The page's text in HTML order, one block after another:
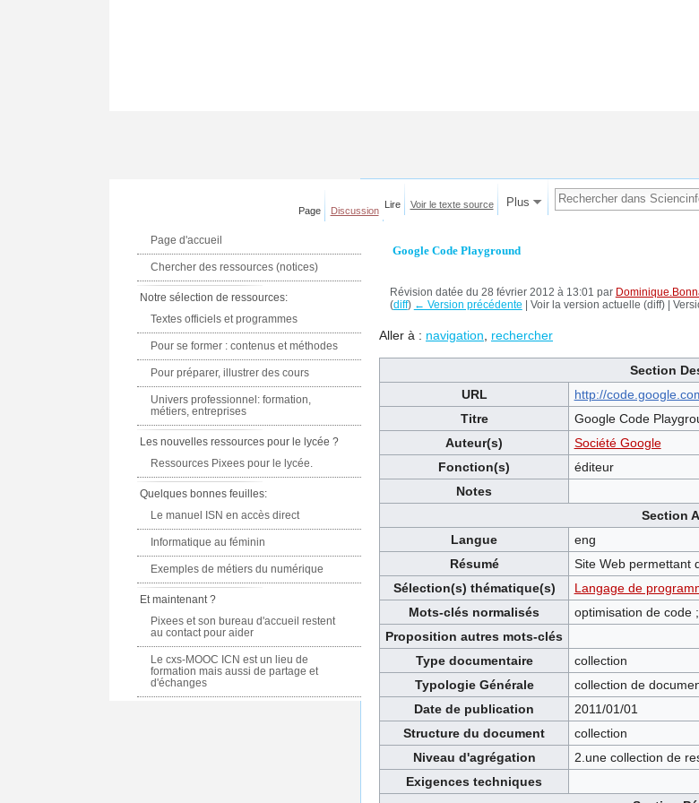
Google Code Playground
Révision datée du 28 février 2012 à 13:01 par
(diff) ← Version précédente | Voir la version actuelle (diff) |
Aller à : navigation, rechercher
Section
URL
http://
Titre
Google Code
Auteur(s)
Société Google
Fonction(s)
éditeur
Notes
Section
Langue
eng
Résumé
Site Web permettant
Sélection(s) thématique(s)
Langage de
Mots-clés normalisés
optimisation de code
Proposition autres mots-clés
Type documentaire
collection
Typologie Générale
collection de
Date de publication
2011/01/01
Structure du document
collection
Niveau d'agrégation
2.une collection de
Exigences techniques
Page Discussion
Lire Voir le texte source Plus
Page d'accueil
Chercher des ressources (notices)
Notre sélection de ressources:
Textes officiels et programmes
Pour se former : contenus et méthodes
Pour préparer, illustrer des cours
Univers professionnel: formation,
métiers, entreprises
Les nouvelles ressources pour le lycée ?
Ressources Pixees pour le lycée.
Quelques bonnes feuilles:
Le manuel ISN en accès direct
Informatique au féminin
Exemples de métiers du numérique
Et maintenant ?
Pixees et son bureau d'accueil restent
au contact pour aider
Le cxs-MOOC ICN est un lieu de
formation mais aussi de partage et
d'échanges